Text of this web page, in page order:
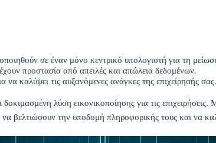
σε έναν μόνο κεντρικό υπολογιστή για τη
προστασία από απειλές και απώλεια δεδομένων.
καλύψει τις αυξανόμενες ανάγκες της επιχείρησής σας.
λύση εικονικοποίησης για τις επιχειρήσεις.
να βελτιώσουν την υποδομή πληροφορικής τους και να